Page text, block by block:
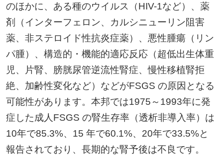
のほかに、ある種のウイルス（HIV-1など）、薬
剤（インターフェロン、カルシニューリン阻害
薬、非ステロイド性抗炎症薬）、悪性腫瘍（リン
パ腫）、構造的・機能的適応反応（超低出生体重
児、片腎、膀胱尿管逆流性腎症、慢性移植腎拒
絶、加齢性変化など）などがFSGS の原因となる
可能性があります。本邦では1975～1993年に発
症した成人FSGS の腎生存率（透析非導入率）は
10年で85.3%、15 年で60.1%、20年で33.5%と
報告されており、長期的な腎予後は不良です。